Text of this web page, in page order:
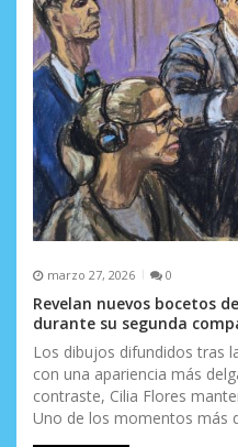
marzo 27, 2026 0
Revelan nuevos bocetos
durante su segunda
Los dibujos difundidos tras
con una apariencia más
contraste, Cilia Flores
Uno de los momentos más